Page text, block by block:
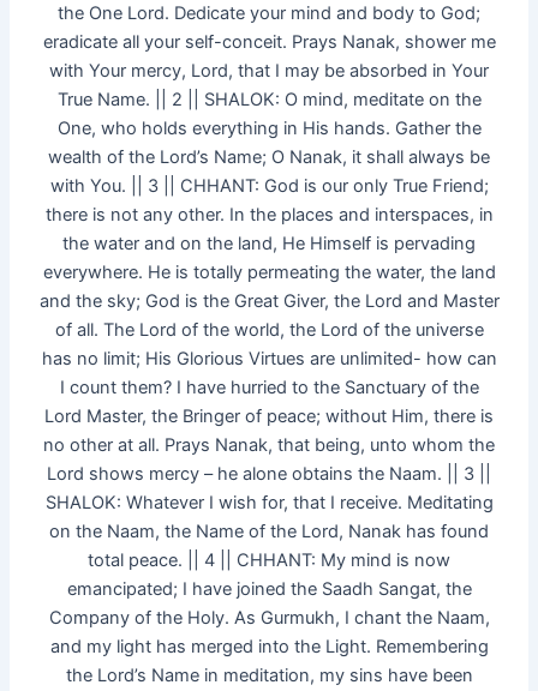
the One Lord. Dedicate your mind and body to God;
eradicate all your self-conceit. Prays Nanak, shower me
with Your mercy, Lord, that I may be absorbed in Your
True Name. || 2 || SHALOK: O mind, meditate on the
One, who holds everything in His hands. Gather the
wealth of the Lord’s Name; O Nanak, it shall always be
with You. || 3 || CHHANT: God is our only True Friend;
there is not any other. In the places and interspaces, in
the water and on the land, He Himself is pervading
everywhere. He is totally permeating the water, the land
and the sky; God is the Great Giver, the Lord and Master
of all. The Lord of the world, the Lord of the universe
has no limit; His Glorious Virtues are unlimited- how can
I count them? I have hurried to the Sanctuary of the
Lord Master, the Bringer of peace; without Him, there is
no other at all. Prays Nanak, that being, unto whom the
Lord shows mercy – he alone obtains the Naam. || 3 ||
SHALOK: Whatever I wish for, that I receive. Meditating
on the Naam, the Name of the Lord, Nanak has found
total peace. || 4 || CHHANT: My mind is now
emancipated; I have joined the Saadh Sangat, the
Company of the Holy. As Gurmukh, I chant the Naam,
and my light has merged into the Light. Remembering
the Lord’s Name in meditation, my sins have been